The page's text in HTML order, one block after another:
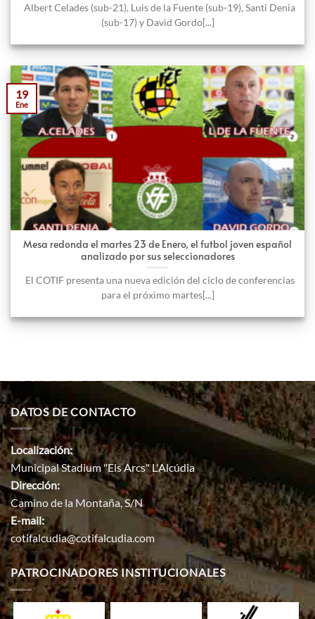
Albert Celades (sub-21), Luis de la Fuente (sub-19), Santi Denia
(sub-17) y David Gordo[...]
Mesa redonda el martes 23 de Enero, el futbol joven español
analizado por sus seleccionadores
El COTIF presenta una nueva edición del ciclo de conferencias
para el próximo martes[...]
19
Ene
DATOS DE CONTACTO
Localización:
Municipal Stadium "Els Arcs" L'Alcúdia
Dirección:
Camino de la Montaña, S/N
E-mail:
cotifalcudia@cotifalcudia.com
PATROCINADORES INSTITUCIONALES